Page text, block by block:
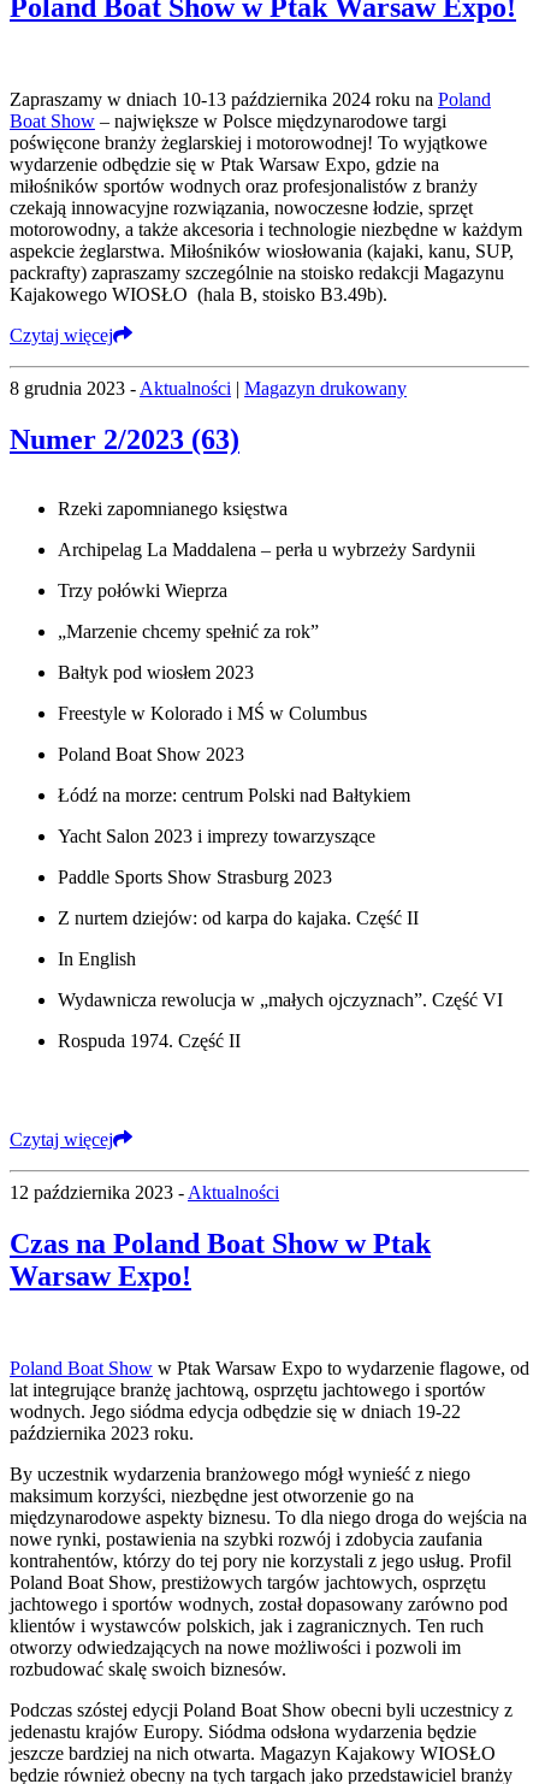
Poland Boat Show w Ptak Warsaw Expo!
Zapraszamy w dniach 10-13 października 2024 roku na Poland
Boat Show – największe w Polsce międzynarodowe targi
poświęcone branży żeglarskiej i motorowodnej! To wyjątkowe
wydarzenie odbędzie się w Ptak Warsaw Expo, gdzie na
miłośników sportów wodnych oraz profesjonalistów z branży
czekają innowacyjne rozwiązania, nowoczesne łodzie, sprzęt
motorowodny, a także akcesoria i technologie niezbędne w każdym
aspekcie żeglarstwa. Miłośników wiosłowania (kajaki, kanu, SUP,
packrafty) zapraszamy szczególnie na stoisko redakcji Magazynu
Kajakowego WIOSŁO (hala B, stoisko B3.49b).
Czytaj więcej
8 grudnia 2023 - Aktualności | Magazyn drukowany
Numer 2/2023 (63)
Rzeki zapomnianego księstwa
Archipelag La Maddalena – perła u wybrzeży Sardynii
Trzy połówki Wieprza
„Marzenie chcemy spełnić za rok”
Bałtyk pod wiosłem 2023
Freestyle w Kolorado i MŚ w Columbus
Poland Boat Show 2023
Łódź na morze: centrum Polski nad Bałtykiem
Yacht Salon 2023 i imprezy towarzyszące
Paddle Sports Show Strasburg 2023
Z nurtem dziejów: od karpa do kajaka. Część II
In English
Wydawnicza rewolucja w „małych ojczyznach”. Część VI
Rospuda 1974. Część II
Czytaj więcej
12 października 2023 -Aktualności
Czas na Poland Boat Show w Ptak
Warsaw Expo!
Poland Boat Show w Ptak Warsaw Expo to wydarzenie flagowe, od
lat integrujące branżę jachtową, osprzętu jachtowego i sportów
wodnych. Jego siódma edycja odbędzie się w dniach 19-22
października 2023 roku.
By uczestnik wydarzenia branżowego mógł wynieść z niego
maksimum korzyści, niezbędne jest otworzenie go na
międzynarodowe aspekty biznesu. To dla niego droga do wejścia na
nowe rynki, postawienia na szybki rozwój i zdobycia zaufania
kontrahentów, którzy do tej pory nie korzystali z jego usług. Profil
Poland Boat Show, prestiżowych targów jachtowych, osprzętu
jachtowego i sportów wodnych, został dopasowany zarówno pod
klientów i wystawców polskich, jak i zagranicznych. Ten ruch
otworzy odwiedzających na nowe możliwości i pozwoli im
rozbudować skalę swoich biznesów.
Podczas szóstej edycji Poland Boat Show obecni byli uczestnicy z
jedenastu krajów Europy. Siódma odsłona wydarzenia będzie
jeszcze bardziej na nich otwarta. Magazyn Kajakowy WIOSŁO
będzie również obecny na tych targach jako przedstawiciel branży